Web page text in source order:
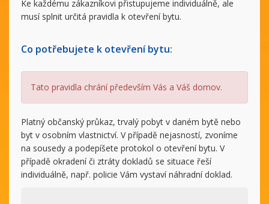
Ke každému zákazníkovi přistupujeme individuálně, ale
musí splnit určitá pravidla k otevření bytu.
Co potřebujete k otevření bytu:
Tato pravidla chrání především Vás a Váš domov.
Platný občanský průkaz, trvalý pobyt v daném bytě nebo
byt v osobním vlastnictví. V případě nejasností, zvoníme
na sousedy a podepíšete protokol o otevření bytu. V
případě okradení či ztráty dokladů se situace řeší
individuálně, např. policie Vám vystaví náhradní doklad.